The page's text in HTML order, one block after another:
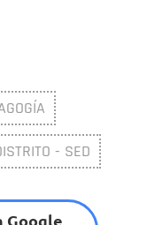
- SED
Google